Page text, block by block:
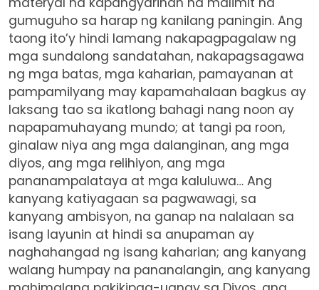
gumuguho sa harap ng kanilang paningin. Ang
taong ito’y hindi lamang nakapagpagalaw ng
mga sundalong sandatahan, nakapagsagawa
ng mga batas, mga kaharian, pamayanan at
pampamilyang may kapamahalaan bagkus ay
laksang tao sa ikatlong bahagi nang noon ay
napapamuhayang mundo; at tangi pa roon,
ginalaw niya ang mga dalanginan, ang mga
diyos, ang mga relihiyon, ang mga
pananampalataya at mga kaluluwa… Ang
kanyang katiyagaan sa pagwawagi, sa
kanyang ambisyon, na ganap na nalalaan sa
isang layunin at hindi sa anupaman ay
naghahangad ng isang kaharian; ang kanyang
walang humpay na pananalangin, ang kanyang